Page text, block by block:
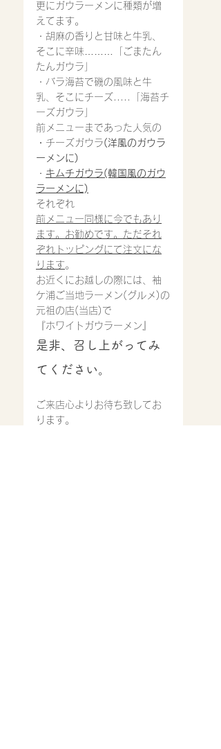
更にガウラーメンに種類が増
えてます。
・胡麻の香りと甘味と牛乳、
そこに辛味………「ごまたん
たんガウラ」
・バラ海苔で磯の風味と牛
乳、そこにチーズ.....「海苔チ
ーズガウラ」
前メニューまであった人気の
・ チーズガウラ(洋風のガウラ
ーメンに)
・ キムチガウラ(韓国風のガウ
ラーメンに)
それぞれ
前メニュー同様に今でもあり
ます。お勧めです。ただそれ
ぞれトッピングにて注文にな
ります。
お近くにお越しの際には、袖
ケ浦ご当地ラーメン(グルメ)の
元祖の店(当店)で
『ホワイトガウラーメン』
是非、召し上がってみ
てください。
ご来店心よりお待ち致してお
ります。